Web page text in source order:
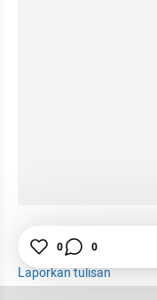
Animasi
Laporkan tulisan
0 0